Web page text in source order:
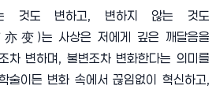
것도 변하고, 변하지 않는 것도
变)는 사상은 저에게 깊은 깨달음을
차 변하며, 불변조차 변화한다는 의미를
술이든 변화 속에서 끊임없이 혁신하고,